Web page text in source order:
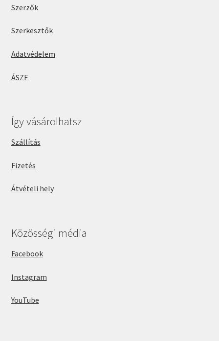
Szerzők
Szerkesztők
Adatvédelem
ÁSZF
Így vásárolhatsz
Szállítás
Fizetés
Átvételi hely
Közösségi média
Facebook
Instagram
YouTube